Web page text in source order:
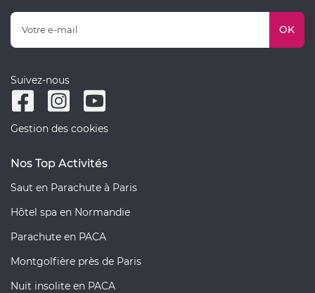
OK
Suivez-nous
Gestion des cookies
Nos Top Activités
Saut en Parachute à Paris
Hôtel spa en Normandie
Parachute en PACA
Montgolfière près de Paris
Nuit insolite en PACA